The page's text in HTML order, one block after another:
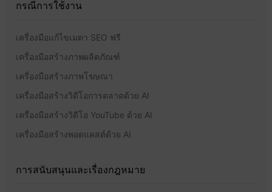
กรณีการใช้งาน
เครื่องมือแก้ไขเมตา SEO ฟรี
เครื่องมือสร้างภาพผลิตภัณฑ์
เครื่องมือสร้างภาพโฆษณา
เครื่องมือสร้างวิดีโอการตลาดด้วย AI
เครื่องมือสร้างวิดีโอ YouTube ด้วย AI
เครื่องมือสร้างพอดแคสต์ด้วย AI
การสนับสนุนและเรื่องกฎหมาย